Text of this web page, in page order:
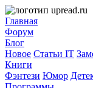
Главная
Форум
Блог
Новое Статьи IT
Книги
Фэнтези Юмор